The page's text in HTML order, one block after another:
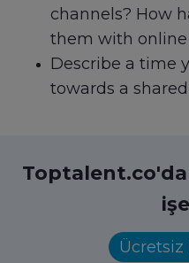
channels? How
them with online
Describe a time
towards a
Ücretsiz